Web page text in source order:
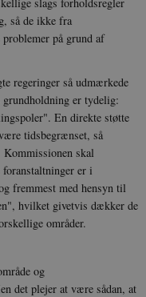
så de ikke fra
på grund af
regeringer så udmærkede
er tydelig:
En direkte støtte
tidsbegrænset, så
skal
er i
fremmest med hensyn til
hvilket givetvis dækker de
områder.
og
det plejer at være sådan, at